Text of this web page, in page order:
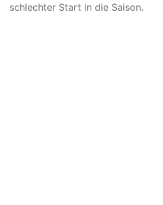
schlechter Start in die Saison.